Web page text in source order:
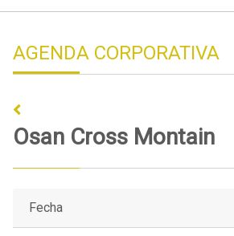
AGENDA CORPORATIVA
Osan Cross Montain
Fecha